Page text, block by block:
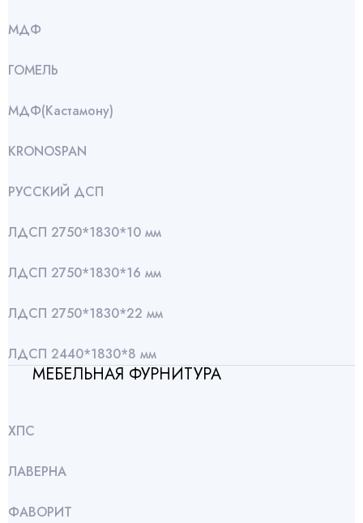
МДФ
ГОМЕЛЬ
МДФ(Кастамону)
KRONOSPAN
РУССКИЙ ДСП
ЛДСП 2750*1830*10 мм
ЛДСП 2750*1830*16 мм
ЛДСП 2750*1830*22 мм
ЛДСП 2440*1830*8 мм
МЕБЕЛЬНАЯ ФУРНИТУРА
ХПС
ЛАВЕРНА
ФАВОРИТ